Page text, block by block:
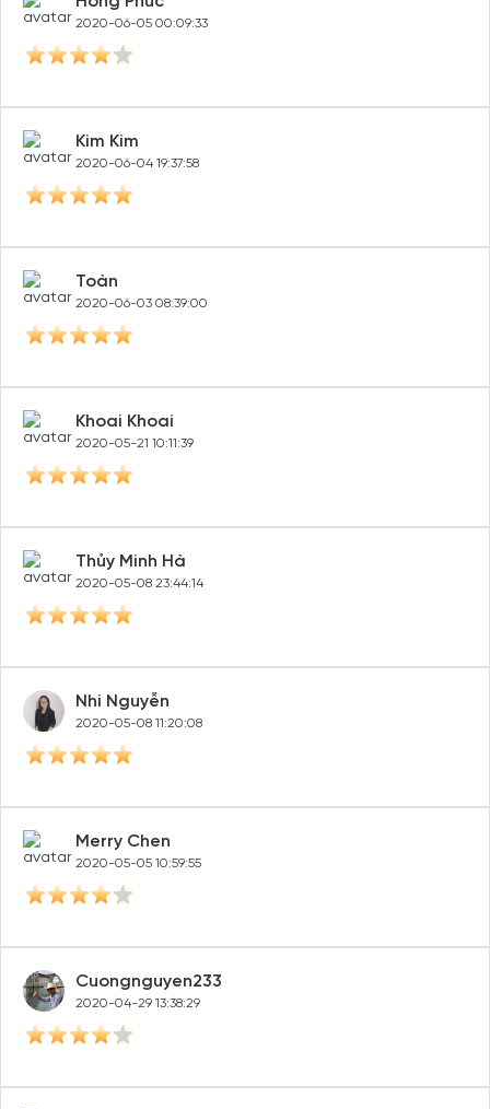
Hồng Quânn
2020-06-05 21:40:13
Kevin Le
2020-06-05 14:27:00
Hồng Phúc
2020-06-05 00:09:33
Kim Kim
2020-06-04 19:37:58
Toàn
2020-06-03 08:39:00
Khoai Khoai
2020-05-21 10:11:39
Thủy Minh Hà
2020-05-08 23:44:14
Nhi Nguyễn
2020-05-08 11:20:08